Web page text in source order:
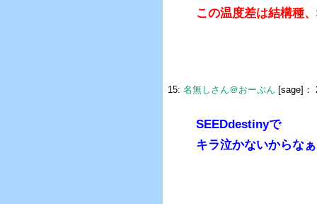
この温度差は結構種
15: 名無しさん＠おーぷん [sage]：
SEEDdestinyで
キラ泣かないからなぁ